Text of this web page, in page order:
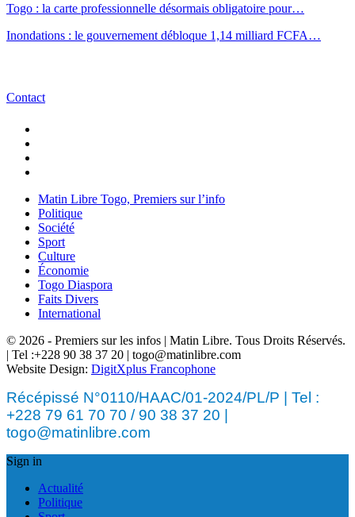
Togo : la carte professionnelle désormais obligatoire pour…
Inondations : le gouvernement débloque 1,14 milliard FCFA…
Contact
Matin Libre Togo, Premiers sur l’info
Politique
Société
Sport
Culture
Économie
Togo Diaspora
Faits Divers
International
© 2026 - Premiers sur les infos | Matin Libre. Tous Droits Réservés.
| Tel :+228 90 38 37 20 | togo@matinlibre.com
Website Design: DigitXplus Francophone
Récépissé N°0110/HAAC/01-2024/PL/P | Tel :
+228 79 61 70 70 / 90 38 37 20 |
togo@matinlibre.com
Sign in
Actualité
Politique